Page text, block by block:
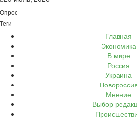
Опрос
Теги
Главная
Экономика
В мире
Россия
Украина
Новороссия
Мнение
Выбор